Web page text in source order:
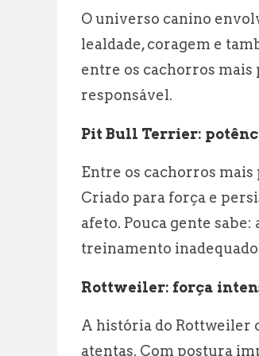
O universo canino
lealdade, coragem e
entre os cachorros mais
responsável.
Pit Bull Terrier:
Entre os cachorros mais
Criado para força e
afeto. Pouca gente
treinamento
Rottweiler: força
A história do Rottweiler
atentas. Com postura